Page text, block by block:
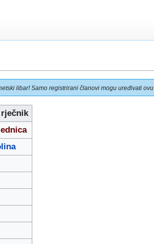
libar! Samo registrirani članovi mogu uređivati